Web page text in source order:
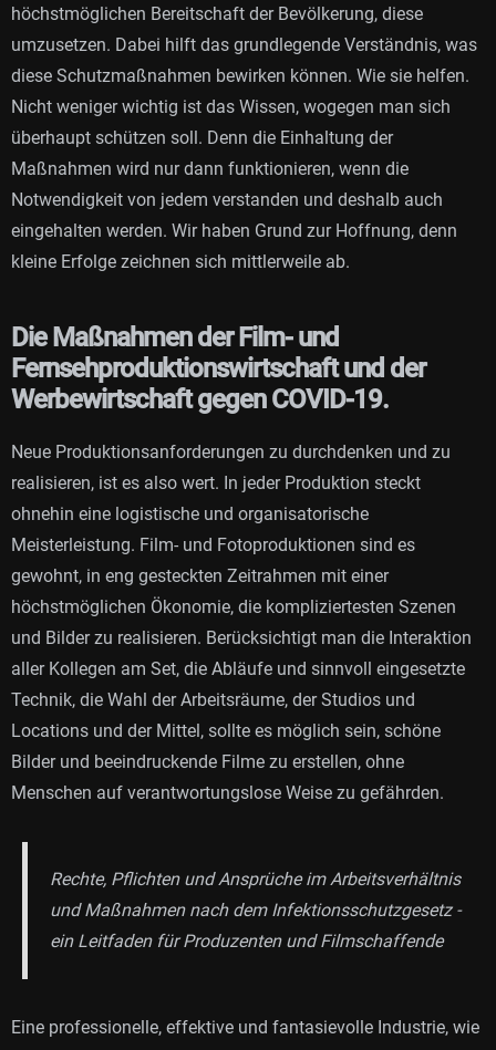
höchstmöglichen Bereitschaft der Bevölkerung, diese
umzusetzen. Dabei hilft das grundlegende Verständnis, was
diese Schutzmaßnahmen bewirken können. Wie sie helfen.
Nicht weniger wichtig ist das Wissen, wogegen man sich
überhaupt schützen soll. Denn die Einhaltung der
Maßnahmen wird nur dann funktionieren, wenn die
Notwendigkeit von jedem verstanden und deshalb auch
eingehalten werden. Wir haben Grund zur Hoffnung, denn
kleine Erfolge zeichnen sich mittlerweile ab.
Die Maßnahmen der Film- und
Fernsehproduktionswirtschaft und der
Werbewirtschaft gegen COVID-19.
Neue Produktionsanforderungen zu durchdenken und zu
realisieren, ist es also wert. In jeder Produktion steckt
ohnehin eine logistische und organisatorische
Meisterleistung. Film- und Fotoproduktionen sind es
gewohnt, in eng gesteckten Zeitrahmen mit einer
höchstmöglichen Ökonomie, die kompliziertesten Szenen
und Bilder zu realisieren. Berücksichtigt man die Interaktion
aller Kollegen am Set, die Abläufe und sinnvoll eingesetzte
Technik, die Wahl der Arbeitsräume, der Studios und
Locations und der Mittel, sollte es möglich sein, schöne
Bilder und beeindruckende Filme zu erstellen, ohne
Menschen auf verantwortungslose Weise zu gefährden.
Rechte, Pflichten und Ansprüche im Arbeitsverhältnis
und Maßnahmen nach dem Infektionsschutzgesetz -
ein Leitfaden für Produzenten und Filmschaffende
Eine professionelle, effektive und fantasievolle Industrie, wie